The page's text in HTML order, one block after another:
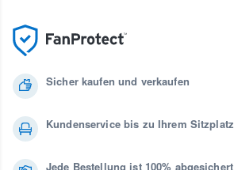
Sicher kaufen und verkaufen
Kundenservice bis zu Ihrem Sitzplatz
Jede Bestellung ist 100% abgesichert